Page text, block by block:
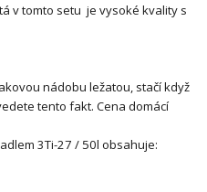
v tomto setu je vysoké kvality s
nádobu ležatou, stačí když
tento fakt. Cena domácí
3Ti-27 / 50l obsahuje: